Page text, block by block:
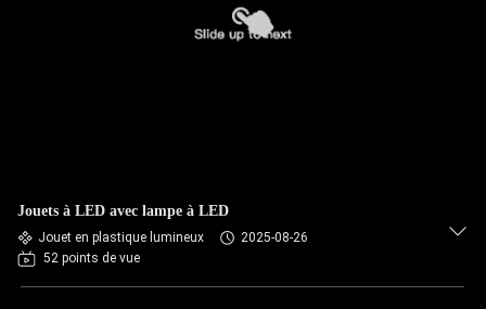
Jouets à LED avec lampe à LED
Jouet en plastique lumineux
2025-08-26
52 points de vue